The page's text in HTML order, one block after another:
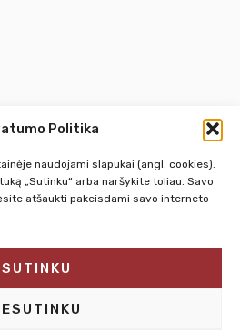
Politika
naudojami slapukai (angl. cookies).
„Sutinku“ arba naršykite toliau. Savo
atšaukti pakeisdami savo interneto
SUTINKU